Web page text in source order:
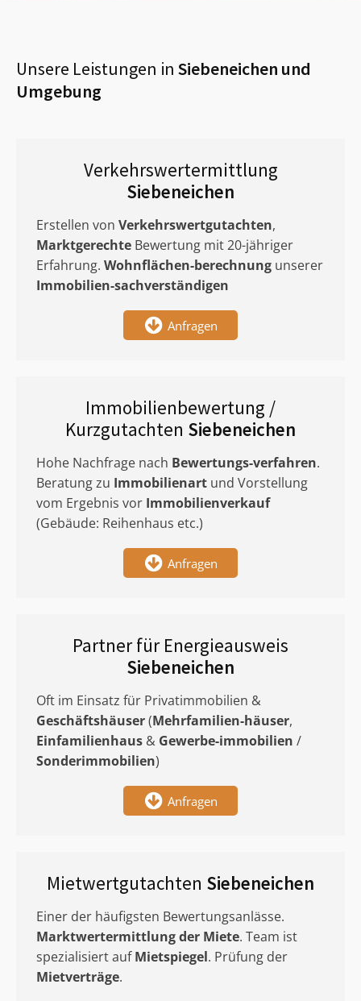
Unsere Leistungen in Siebeneichen und
Umgebung
Verkehrswertermittlung
Siebeneichen
Erstellen von Verkehrswertgutachten,
Marktgerechte Bewertung mit 20-jähriger
Erfahrung. Wohnflächen-berechnung unserer
Immobilien-sachverständigen
Anfragen
Immobilienbewertung /
Kurzgutachten Siebeneichen
Hohe Nachfrage nach Bewertungs-verfahren.
Beratung zu Immobilienart und Vorstellung
vom Ergebnis vor Immobilienverkauf
(Gebäude: Reihenhaus etc.)
Anfragen
Partner für Energieausweis
Siebeneichen
Oft im Einsatz für Privatimmobilien &
Geschäftshäuser(Mehrfamilien-häuser,
Einfamilienhaus & Gewerbe-immobilien /
Sonderimmobilien)
Anfragen
Mietwertgutachten Siebeneichen
Einer der häufigsten Bewertungsanlässe.
Marktwertermittlungder Miete. Team ist
spezialisiert aufMietspiegel. Prüfung der
Mietverträge.